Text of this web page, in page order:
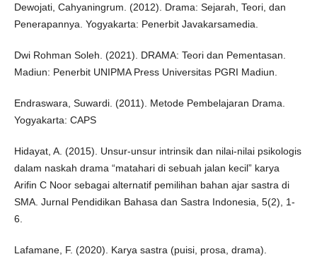
Dewojati, Cahyaningrum. (2012). Drama: Sejarah, Teori, dan
Penerapannya. Yogyakarta: Penerbit Javakarsamedia.
Dwi Rohman Soleh. (2021). DRAMA: Teori dan Pementasan.
Madiun: Penerbit UNIPMA Press Universitas PGRI Madiun.
Endraswara, Suwardi. (2011). Metode Pembelajaran Drama.
Yogyakarta: CAPS
Hidayat, A. (2015). Unsur-unsur intrinsik dan nilai-nilai psikologis
dalam naskah drama “matahari di sebuah jalan kecil” karya
Arifin C Noor sebagai alternatif pemilihan bahan ajar sastra di
SMA. Jurnal Pendidikan Bahasa dan Sastra Indonesia, 5(2), 1-
6.
Lafamane, F. (2020). Karya sastra (puisi, prosa, drama).